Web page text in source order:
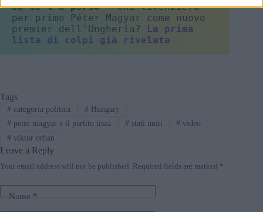
Se se l'è perso - Chi licenzierà
per primo Péter Magyar come nuovo
premier dell'Ungheria?
La prima
lista di colpi già rivelata
Tags
#categoria politica #Hungary
#peter magyar e il partito tisza #stati uniti # video
#viktor orban
Leave a Reply
Your email address will not be published. Required fields are marked *
Name*